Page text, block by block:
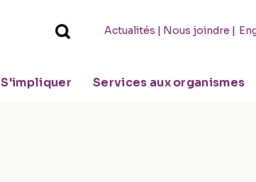
Actualités | Nous joindre |
S'impliquer Services aux organismes